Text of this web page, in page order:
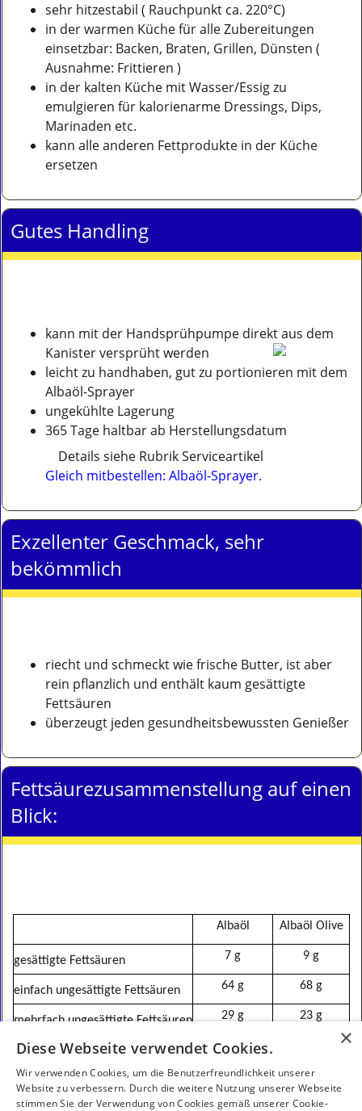
sehr hitzestabil ( Rauchpunkt ca. 220°C)
in der warmen Küche für alle Zubereitungen
einsetzbar: Backen, Braten, Grillen, Dünsten (
Ausnahme: Frittieren )
in der kalten Küche mit Wasser/Essig zu
emulgieren für kalorienarme Dressings, Dips,
Marinaden etc.
kann alle anderen Fettprodukte in der Küche
ersetzen
Gutes Handling
kann mit der Handsprühpumpe direkt aus dem
Kanister versprüht werden
leicht zu handhaben, gut zu portionieren mit dem
Albaöl-Sprayer
ungekühlte Lagerung
365 Tage haltbar ab Herstellungsdatum
Details siehe Rubrik Serviceartikel
Gleich mitbestellen: Albaöl-Sprayer.
Exzellenter Geschmack, sehr
bekömmlich
riecht und schmeckt wie frische Butter, ist aber
rein pflanzlich und enthält kaum gesättigte
Fettsäuren
überzeugt jeden gesundheitsbewussten Genießer
Fettsäurezusammenstellung auf einen
Blick:
Albaöl Albaöl Olive
gesättigte Fettsäuren 7 g 9 g
einfach ungesättigte Fettsäuren 64 g 68 g
mehrfach ungesättigte Fettsäuren 29 g 23 g
davon
Omega-3-Fettsäuren
Omega-6-Fettsäuren 20 g 16 g
Diese Webseite verwendet Cookies.
Wir verwenden Cookies, um die Benutzerfreundlichkeit unserer
Website zu verbessern. Durch die weitere Nutzung unserer Webseite
stimmen Sie der Verwendung von Cookies gemäß unserer Cookie-